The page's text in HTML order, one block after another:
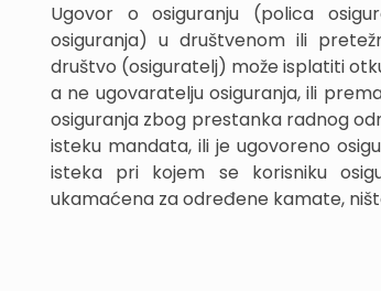
Ugovor o osiguranju (polica
osiguranja) u društvenom ili
društvo (osiguratelj) može isplatiti
a ne ugovaratelju osiguranja, ili
osiguranja zbog prestanka radnog
isteku mandata, ili je ugovoreno
isteka pri kojem se korisniku
ukamaćena za određene kamate,